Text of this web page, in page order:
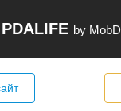
PDALIFE by